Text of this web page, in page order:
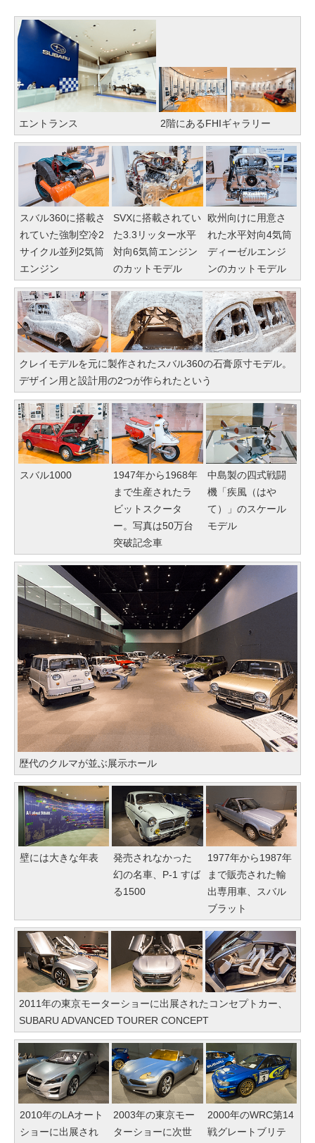
エントランス 2階にあるFHIギャラリー
スバル360に搭載さ
れていた強制空冷2
サイクル並列2気筒
エンジン
SVXに搭載されてい
た3.3リッター水平
対向6気筒エンジン
のカットモデル
欧州向けに用意さ
れた水平対向4気筒
ディーゼルエンジ
ンのカットモデル
クレイモデルを元に製作されたスバル360の石膏原寸モデル。
デザイン用と設計用の2つが作られたという
スバル1000
1947年から1968年
まで生産されたラ
ビットスクータ
ー。写真は50万台
突破記念車
中島製の四式戦闘
機「疾風（はや
て）」のスケール
モデル
歴代のクルマが並ぶ展示ホール
壁には大きな年表
発売されなかった
幻の名車、P-1 すば
る1500
1977年から1987年
まで販売された輸
出専用車、スバル
ブラット
2011年の東京モーターショーに出展されたコンセプトカー、
SUBARU ADVANCED TOURER CONCEPT
2010年のLAオート
ショーに出展され
2003年の東京モー
ターショーに次世
2000年のWRC第14
戦グレートブリテ